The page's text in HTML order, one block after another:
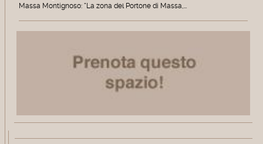
Massa Montignoso: "La zona del Portone di Massa,…